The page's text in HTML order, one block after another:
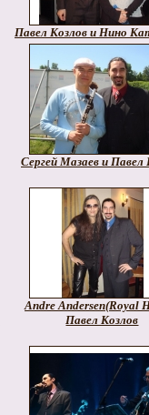
Павел Козлов и Нино
Сергей Мазаев и Павел
Andre Andersen(Royal
Павел Козлов